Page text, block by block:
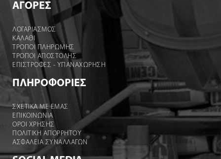
ΑΓΟΡΕΣ
ΛΟΓΑΡΙΑΣΜΌΣ
ΚΑΛΆΘΙ
ΤΡΟΠΟΙ ΠΛΗΡΩΜΗΣ
ΤΡΟΠΟΙ ΑΠΟΣΤΟΛΉΣ
ΕΠΙΣΤΡΟΦΕΣ - ΥΠΑΝΑΧΩΡΗΣΗ
ΠΛΗΡΟΦΟΡΙΕΣ
ΣΧΕΤΙΚΑ ΜΕ ΕΜΑΣ
ΕΠΙΚΟΙΝΩΝΙΑ
ΟΡΟΙ ΧΡΉΣΗΣ
ΠΟΛΙΤΙΚΗ ΑΠΟΡΡΗΤΟΥ
ΑΣΦΑΛΕΙΑ ΣΥΝΑΛΛΑΓΩΝ